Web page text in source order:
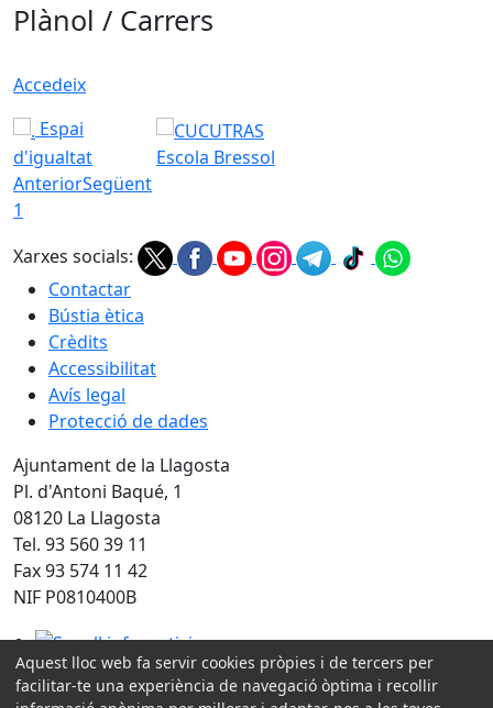
Plànol / Carrers
Accedeix
Espai
d'igualtat
Escola Bressol
AnteriorSegüent
1
Xarxes socials:
Contactar
Bústia ètica
Crèdits
Accessibilitat
Avís legal
Protecció de dades
Ajuntament de la Llagosta
Pl. d'Antoni Baqué, 1
08120 La Llagosta
Tel. 93 560 39 11
Fax 93 574 11 42
NIF P0810400B
Segell infoparticipa
Amb la col·laboració de:
Aquest lloc web fa servir cookies pròpies i de tercers per
facilitar-te una experiència de navegació òptima i recollir